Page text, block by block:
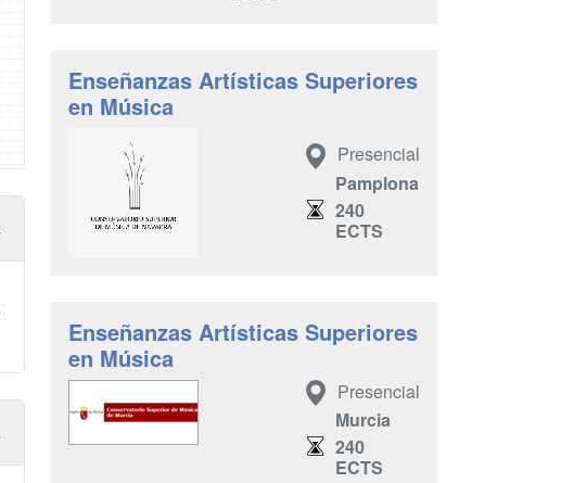
Enseñanzas Artísticas Superiores
en Música
Presencial
Pamplona
240
ECTS
Enseñanzas Artísticas Superiores
en Música
Presencial
Murcia
240
ECTS